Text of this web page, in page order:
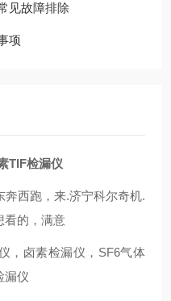
见故障排除
项
TIF检漏仪
西跑，来.济宁科尔奇机.
看的，满意
，卤素检漏仪，SF6气体
漏仪